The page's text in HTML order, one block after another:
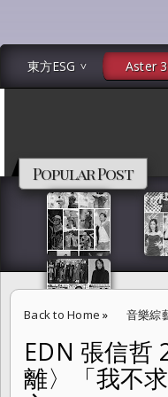
東方ESG Aster
Popular Post
Back to Home » 音樂綜
EDN 張信哲 2025最新專
到每個地方。」
EDN 張信哲
離〉「我不